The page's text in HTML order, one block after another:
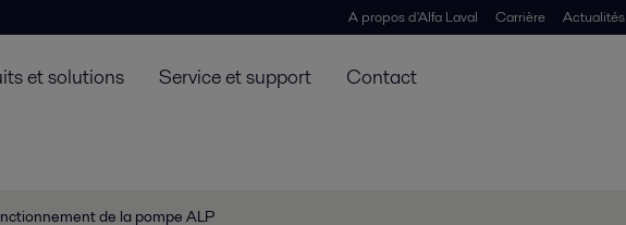
A propos d'Alfa Laval Carrière Actualités
et solutions Service et support Contact
de la pompe ALP